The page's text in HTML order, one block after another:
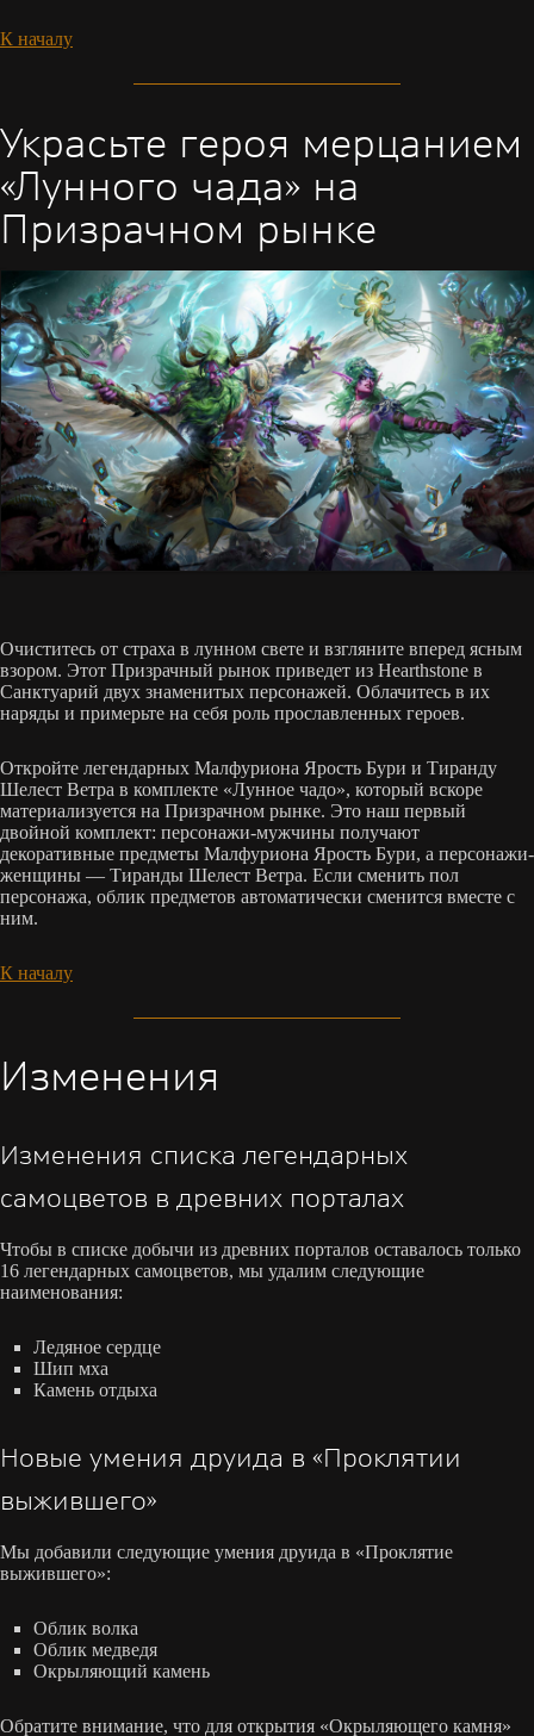
К началу
Украсьте героя мерцанием
«Лунного чада» на
Призрачном рынке
Очиститесь от страха в лунном свете и взгляните вперед ясным
взором. Этот Призрачный рынок приведет из Hearthstone в
Санктуарий двух знаменитых персонажей. Облачитесь в их
наряды и примерьте на себя роль прославленных героев.
Откройте легендарных Малфуриона Ярость Бури и Тиранду
Шелест Ветра в комплекте «Лунное чадо», который вскоре
материализуется на Призрачном рынке. Это наш первый
двойной комплект: персонажи-мужчины получают
декоративные предметы Малфуриона Ярость Бури, а персонажи-
женщины — Тиранды Шелест Ветра. Если сменить пол
персонажа, облик предметов автоматически сменится вместе с
ним.
К началу
Изменения
Изменения списка легендарных
самоцветов в древних порталах
Чтобы в списке добычи из древних порталов оставалось только
16 легендарных самоцветов, мы удалим следующие
наименования:
Ледяное сердце
Шип мха
Камень отдыха
Новые умения друида в «Проклятии
выжившего»
Мы добавили следующие умения друида в «Проклятие
выжившего»:
Облик волка
Облик медведя
Окрыляющий камень
Обратите внимание, что для открытия «Окрыляющего камня»